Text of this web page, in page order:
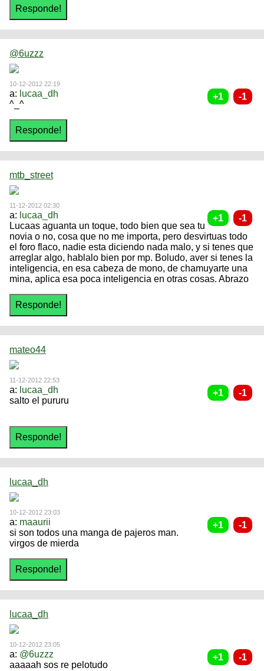
@6uzzz
10-12-2012 22:19
a: lucaa_dh
^_^
mtb_street
11-12-2012 02:30
a: lucaa_dh
Lucaas aguanta un toque, todo bien que sea tu
novia o no, cosa que no me importa, pero desvirtuas todo
el foro flaco, nadie esta diciendo nada malo, y si tenes que
arreglar algo, hablalo bien por mp. Boludo, aver si tenes la
inteligencia, en esa cabeza de mono, de chamuyarte una
mina, aplica esa poca inteligencia en otras cosas. Abrazo
mateo44
11-12-2012 22:53
a: lucaa_dh
salto el pururu
lucaa_dh
10-12-2012 23:03
a: maaurii
si son todos una manga de pajeros man.
virgos de mierda
lucaa_dh
10-12-2012 23:05
a: @6uzzz
aaaaah sos re pelotudo